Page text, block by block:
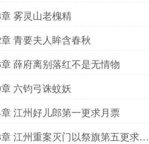
雾灵山老槐精
青要夫人眸含春秋
薛府离别落红不是无情物
六钧弓诛蚊妖
江州好儿郎第一更求月票
江州重案灭门以祭旗第五更求月